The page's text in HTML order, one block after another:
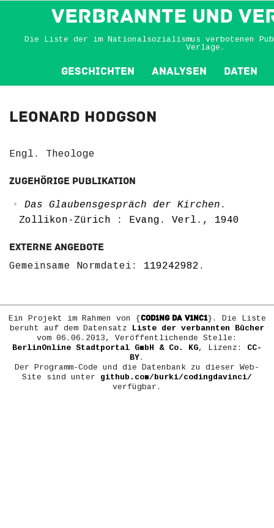
VERBRANNTE und
Die Liste der im Nationalsozialismus verbotenen
Verlage.
Geschichten Analysen Daten
Leonard Hodgson
Engl. Theologe
Zugehörige Publikation
Das Glaubensgespräch der Kirchen .
Zollikon-Zürich : Evang. Verl., 1940
Externe Angebote
Gemeinsame Normdatei: 119242982 .
Ein Projekt im Rahmen von {COD1NG DA V1NC1}. Die Liste
beruht auf dem Datensatz Liste der verbannten Bücher
vom 06.06.2013, Veröffentlichende Stelle:
BerlinOnline Stadtportal GmbH & Co. KG, Lizenz: CC-
BY.
Der Programm-Code und die Datenbank zu dieser Web-
Site sind unter github.com/burki/codingdavinci/
verfügbar.